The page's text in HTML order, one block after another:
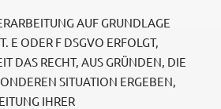
AUF GRUNDLAGE
E ODER F DSGVO ERFOLGT,
DAS RECHT, AUS GRÜNDEN, DIE
SITUATION ERGEBEN,
IHRER